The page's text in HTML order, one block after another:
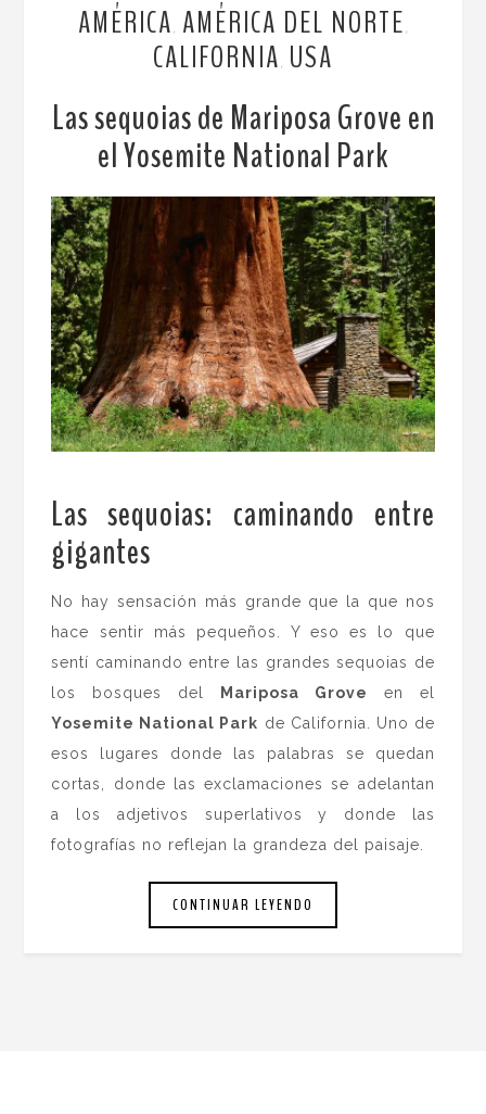
AMÉRICA AMÉRICA DEL NORTE
CALIFORNIA USA
Las sequoias de Mariposa Grove en
el Yosemite National Park
Las sequoias: caminando entre
gigantes
No hay sensación más grande que la que nos
hace sentir más pequeños. Y eso es lo que
sentí caminando entre las grandes sequoias de
los bosques del
Mariposa Grove
en el
Yosemite National Park de California. Uno de
esos lugares donde las palabras se quedan
cortas, donde las exclamaciones se adelantan
a los adjetivos superlativos y donde las
fotografías no reflejan la grandeza del paisaje.
CONTINUAR LEYENDO